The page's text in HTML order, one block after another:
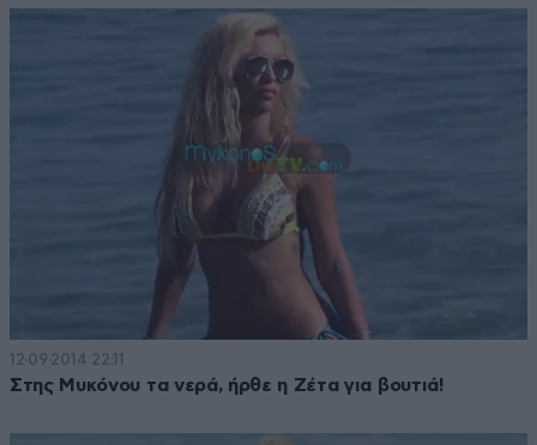
12·09·2014 22:11
Στης Μυκόνου τα νερά, ήρθε η Ζέτα για βουτιά!